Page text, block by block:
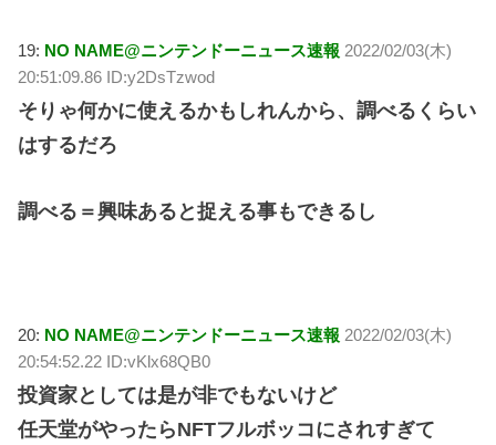
19: NO NAME@ニンテンドーニュース速報 2022/02/03(木)
20:51:09.86 ID:y2DsTzwod
そりゃ何かに使えるかもしれんから、調べるくらい
はするだろ
調べる＝興味あると捉える事もできるし
20: NO NAME@ニンテンドーニュース速報 2022/02/03(木)
20:54:52.22 ID:vKlx68QB0
投資家としては是が非でもないけど
任天堂がやったらNFTフルボッコにされすぎて